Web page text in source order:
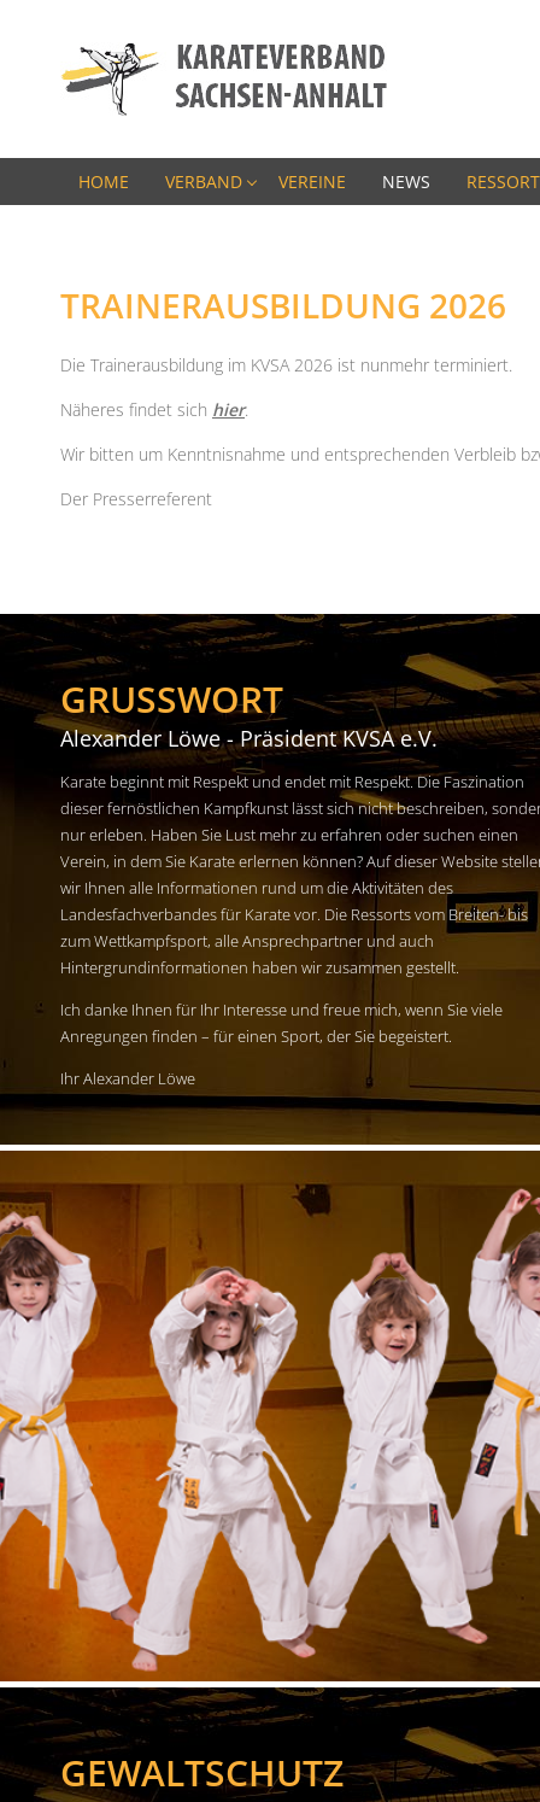
HOME VERBAND VEREINE NEWS
TRAINERAUSBILDUNG 2026
Die Trainerausbildung im KVSA 2026 ist nunmehr terminiert.
Näheres findet sich hier.
Wir bitten um Kenntnisnahme und entsprechenden Verbleib
Der Presserreferent
GRUSSWORT
Alexander Löwe - Präsident KVSA e.V.
Karate beginnt mit Respekt und endet mit Respekt. Die Faszination
dieser fernöstlichen Kampfkunst lässt sich nicht beschreiben,
nur erleben. Haben Sie Lust mehr zu erfahren oder suchen einen
Verein, in dem Sie Karate erlernen können? Auf dieser Website
wir Ihnen alle Informationen rund um die Aktivitäten des
Landesfachverbandes für Karate vor. Die Ressorts vom Breiten- bis
zum Wettkampfsport, alle Ansprechpartner und auch
Hintergrundinformationen haben wir zusammen gestellt.
Ich danke Ihnen für Ihr Interesse und freue mich, wenn Sie viele
Anregungen finden – für einen Sport, der Sie begeistert.
Ihr Alexander Löwe
GEWALTSCHUTZ